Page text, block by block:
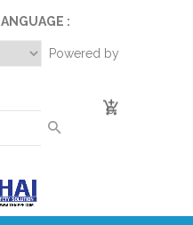
:
Powered by
0